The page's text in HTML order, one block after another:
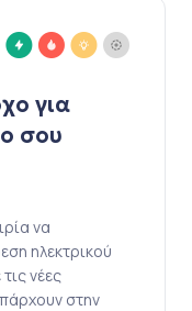
για
σου
να
ηλεκτρικού
νέες
στην